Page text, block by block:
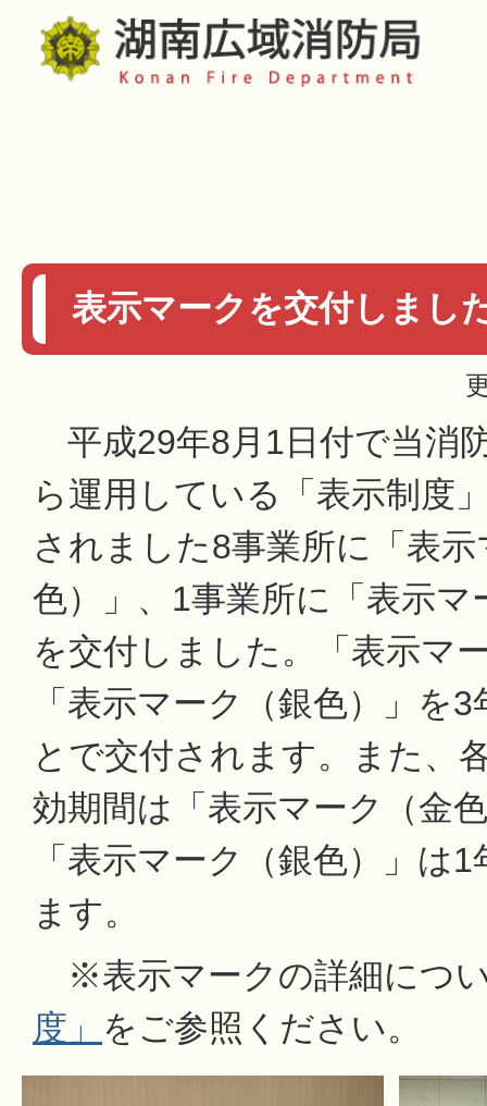
表示マークを交付しまし
平成29年8月1日付で当消
ら運用している「表示制度
されました8事業所に「表
色）」、1事業所に「表示マ
を交付しました。「表示マ
「表示マーク（銀色）」を
とで交付されます。また、
効期間は「表示マーク（金
「表示マーク（銀色）」は
ます。
※表示マークの詳細につ
度」 をご参照ください。